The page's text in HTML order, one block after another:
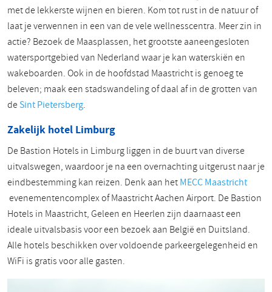
met de lekkerste wijnen en bieren. Kom tot rust in de natuur of
laat je verwennen in een van de vele wellnesscentra. Meer zin in
actie? Bezoek de Maasplassen, het grootste aaneengesloten
watersportgebied van Nederland waar je kan waterskiën en
wakeboarden. Ook in de hoofdstad Maastricht is genoeg te
beleven; maak een stadswandeling of daal af in de grotten van
deSint Pietersberg.
Zakelijk hotel Limburg
De Bastion Hotels in Limburg liggen in de buurt van diverse
uitvalswegen, waardoor je na een overnachting uitgerust naar je
eindbestemming kan reizen. Denk aan hetMECC Maastricht
evenementencomplex of Maastricht Aachen Airport. De Bastion
Hotels in Maastricht, Geleen en Heerlen zijn daarnaast een
ideale uitvalsbasis voor een bezoek aan België en Duitsland.
Alle hotels beschikken over voldoende parkeergelegenheid en
WiFi is gratis voor alle gasten.